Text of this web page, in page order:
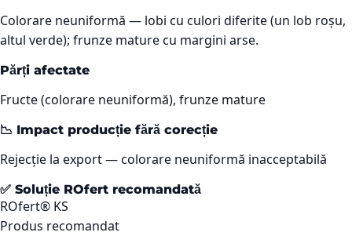
Colorare neuniformă — lobi cu culori diferite (un lob roșu,
altul verde); frunze mature cu margini arse.
Părți afectate
Fructe (colorare neuniformă), frunze mature
📉 Impact producție fără corecție
Rejecție la export — colorare neuniformă inacceptabilă
✅ Soluție ROfert recomandată
ROfert® KS
Produs recomandat